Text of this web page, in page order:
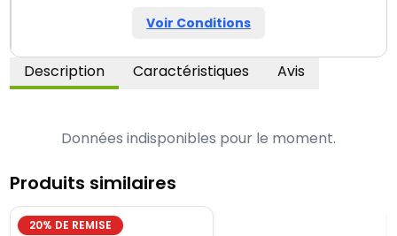
Voir Conditions
Description Caractéristiques Avis
Données indisponibles pour le moment.
Produits similaires
20% DE REMISE